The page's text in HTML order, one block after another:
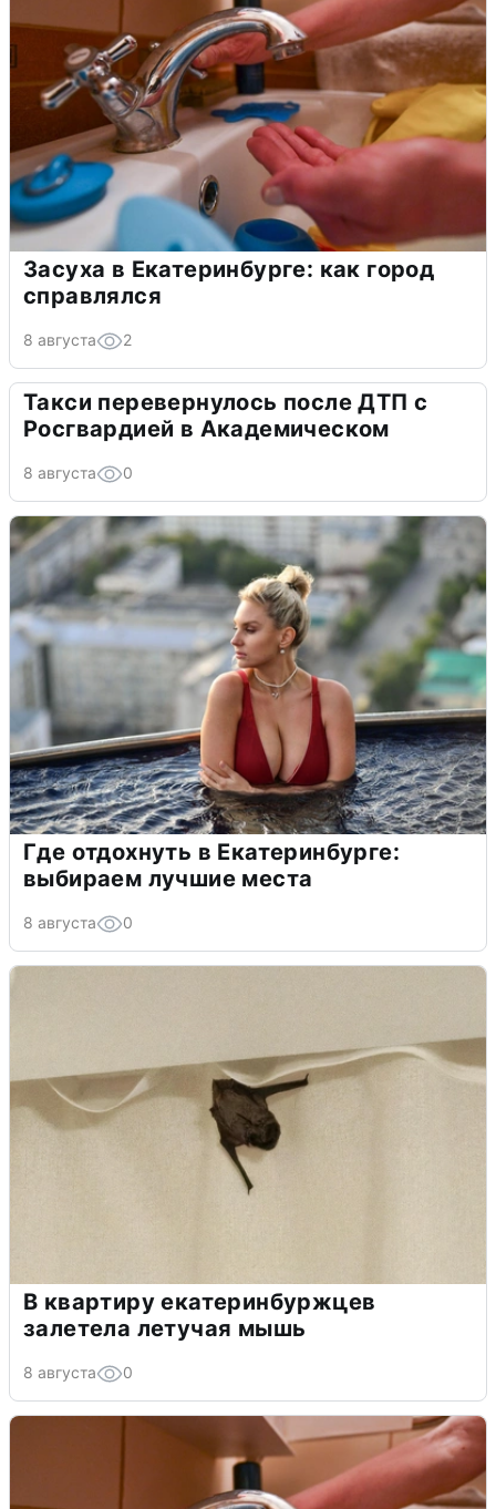
Засуха в Екатеринбурге: как город
справлялся
8 августа 2
Такси перевернулось после ДТП с
Росгвардией в Академическом
8 августа 0
Где отдохнуть в Екатеринбурге:
выбираем лучшие места
8 августа 0
В квартиру екатеринбуржцев
залетела летучая мышь
8 августа 0